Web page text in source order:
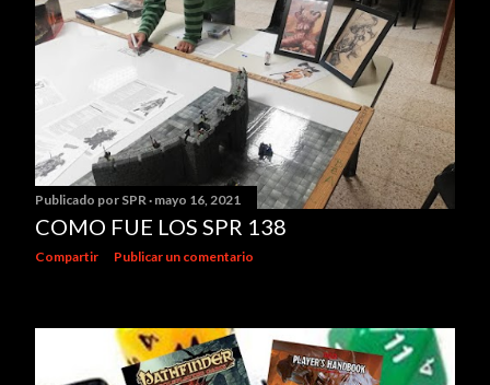
Publicado por SPR mayo 16, 2021
COMO FUE LOS SPR 138
Compartir Publicar un comentario